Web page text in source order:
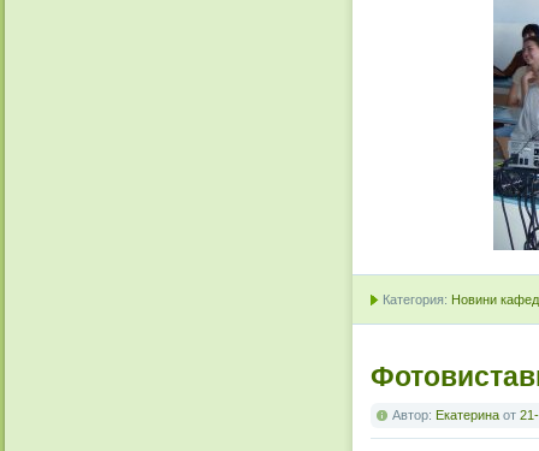
Категория: Новини
Автор: Екатерина от